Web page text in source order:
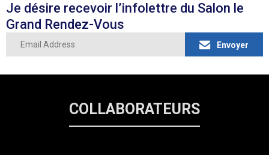
Je désire recevoir l’infolettre du Salon le
Grand Rendez-Vous
Envoyer
COLLABORATEURS